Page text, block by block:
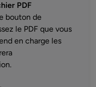
PDF
bouton de
le PDF que vous
en charge les